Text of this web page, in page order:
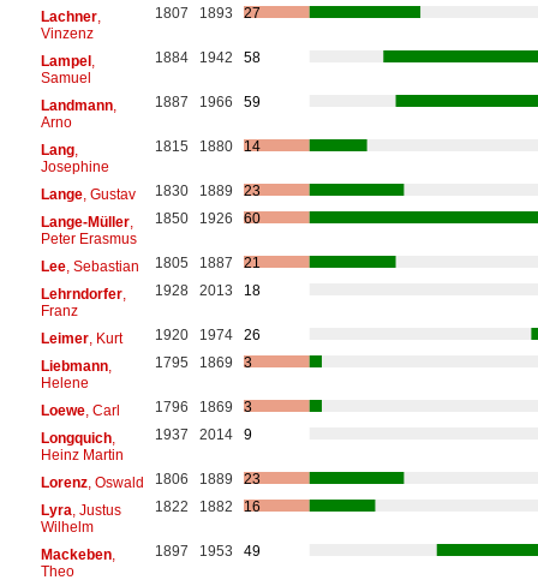
Lachner,
Vinzenz
1807 1893 27
Lampel,
Samuel
1884 1942 58
Landmann,
Arno
1887 1966 59
Lang,
Josephine
1815 1880 14
Lange, Gustav 1830 1889
23
Lange-Müller,
Peter Erasmus
1850 1926 60
Lee, Sebastian 1805 1887
21
Lehrndorfer,
Franz
1928 2013 18
Leimer, Kurt 1920 1974
26
Liebmann,
Helene
1795 1869 3
Loewe, Carl 1796 1869
3
Longquich,
Heinz Martin
1937 2014 9
Lorenz, Oswald 1806 1889
23
Lyra , Justus
Wilhelm
1822 1882 16
Mackeben,
Theo
1897 1953 49